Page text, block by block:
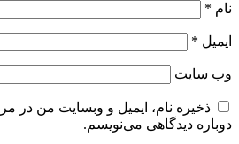
نام *
ایمیل *
وب‌ سایت
ذخیره نام، ایمیل و وبسایت من در
دوباره دیدگاهی می‌نویسم.